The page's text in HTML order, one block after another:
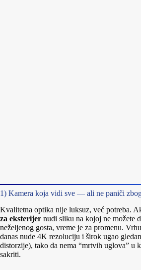
1) Kamera koja vidi sve — ali ne paniči
Kvalitetna optika nije luksuz, već potreba.
za eksterijer nudi sliku na kojoj ne možete
neželjenog gosta, vreme je za promenu.
danas nude 4K rezoluciju i širok ugao
distorzije), tako da nema “mrtvih uglova” u
sakriti.